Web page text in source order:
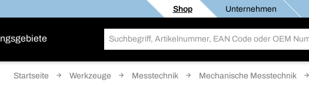
Shop Unternehmen
Startseite Werkzeuge Messtechnik Mechanische Messtechnik